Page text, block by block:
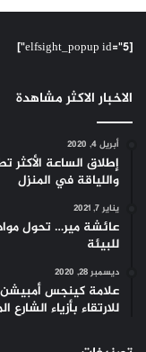
[elfsight_popup id="5"]
الاخبار الاكثر مشاهدة
أبريل 4, 2020
إطلاق الساعة
واللياقة في المنزل
يناير 7, 2021
عائشة مير… تحول
للبيئة
ديسمبر 28, 2020
علامة كينجس أمبيشن
للارتقاء بأزياء